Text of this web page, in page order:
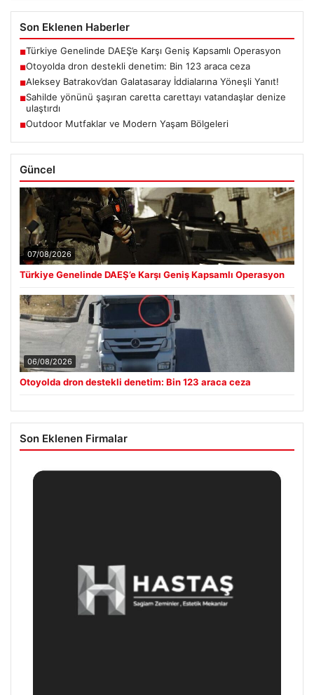
Son Eklenen Haberler
■Türkiye Genelinde DAEŞ’e Karşı Geniş Kapsamlı Operasyon
■Otoyolda dron destekli denetim: Bin 123 araca ceza
■Aleksey Batrakov’dan Galatasaray İddialarına Yöneşli Yanıt!
■Sahilde yönünü şaşıran caretta carettayı vatandaşlar denize
ulaştırdı
■Outdoor Mutfaklar ve Modern Yaşam Bölgeleri
Güncel
07/08/2026
Türkiye Genelinde DAEŞ’e Karşı Geniş Kapsamlı Operasyon
06/08/2026
Otoyolda dron destekli denetim: Bin 123 araca ceza
Son Eklenen Firmalar